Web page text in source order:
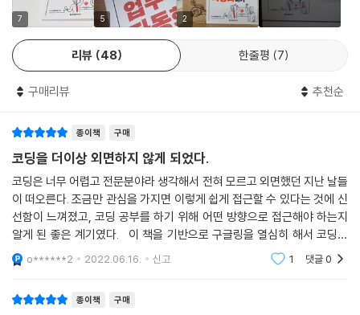
ㄴ핵심 함수 | strip( ), lstrip( ), rstrip( )
4.3 수학 및 통계 함수
___실습 데이터 불러오기
___데이터 합계 구하기
___데이터 평균 구하기
ㄴ핵심 함수 | mean( )
___조건에 따른 합계, 평균 구하기
ㄴ핵심 함수 | groupby( )
___순위 구하기
ㄴ핵심 함수 | rank( )
ㄴ핵심 함수 | max( ), min( )
필터링하기 등 엑셀로 하는 업무를 평소처럼 작성해 보고, 같은 내용을 파
이썬으로 구현하며 엑셀과 파이썬의 공통점과 차이점을 비교해 봅니다. 또
한 엑셀로 그렸던 그래프도 파이썬의 matplotlib, pandas 패키지를 활
파이썬은 타 프로그래밍 언어에 비해 업무 자동화 패키지가 풍부합니다.
파이썬의 openpyxl, python-pptx 패키지를 활용하면 Microsoft off
ice 프로그램이 없어도 엑셀과 파워포인트 문서의 내용을 변경하고 저장
할 수 있습니다. 또한 requests, BeautifulSoup 패키지를 활용한 웹 크
롤링, selenium 패키지를 활용한 웹 브라우저 자동 제어까지, 파이썬을
통해 업무 자동화의 참 맛을 느껴보세요.
7 5 2
리뷰 48 한줄평 7
구매리뷰 추천순
종이책 구매
코딩을 더이상 외면하지 않게 되었다.
코딩은 너무 어렵고 전문분야라 생각해서 전혀 모르고 외면했던 지난 날들
이 떠오른다. 조금만 관심을 가지면 이렇게 쉽게 접근할 수 있다는 것에 신
선함이 느껴졌고, 코딩 공부를 하기 위해 어떤 방향으로 접근해야 하는지
알게 된 좋은 계기였다. 이 책을 기반으로 구글링을 열심히 해서 코딩이
더욱 더 익숙해질 수 있도록 노력할 수 있게 되었다.
o******2 2022.06.16. 신고 1 댓글0
종이책 구매